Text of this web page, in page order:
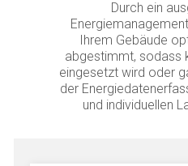
Durch ein
Ihrem Gebäude
abgestimmt, sodass
eingesetzt wird oder
der
und individuellen